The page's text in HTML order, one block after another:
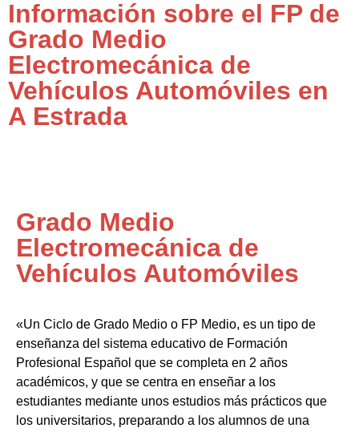
Información sobre el FP de
Grado Medio
Electromecánica de
Vehículos Automóviles en
A Estrada
Grado Medio
Electromecánica de
Vehículos Automóviles
«Un Ciclo de Grado Medio o FP Medio, es un tipo de
enseñanza del sistema educativo de Formación
Profesional Español que se completa en 2 años
académicos, y que se centra en enseñar a los
estudiantes mediante unos estudios más prácticos que
los universitarios, preparando a los alumnos de una